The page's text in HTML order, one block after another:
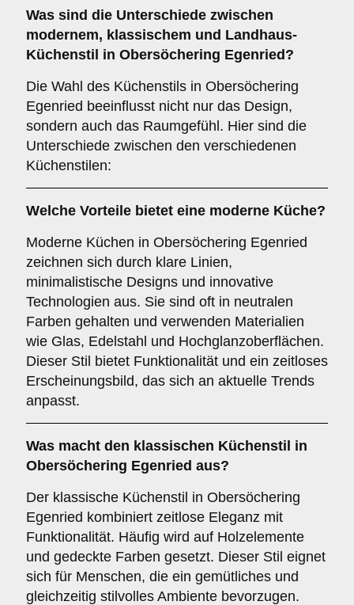
Was sind die Unterschiede zwischen
modernem, klassischem und Landhaus-
Küchenstil in Obersöchering Egenried?
Die Wahl des Küchenstils in Obersöchering
Egenried beeinflusst nicht nur das Design,
sondern auch das Raumgefühl. Hier sind die
Unterschiede zwischen den verschiedenen
Küchenstilen:
Welche Vorteile bietet eine moderne Küche?
Moderne Küchen in Obersöchering Egenried
zeichnen sich durch klare Linien,
minimalistische Designs und innovative
Technologien aus. Sie sind oft in neutralen
Farben gehalten und verwenden Materialien
wie Glas, Edelstahl und Hochglanzoberflächen.
Dieser Stil bietet Funktionalität und ein zeitloses
Erscheinungsbild, das sich an aktuelle Trends
anpasst.
Was macht den klassischen Küchenstil in
Obersöchering Egenried aus?
Der klassische Küchenstil in Obersöchering
Egenried kombiniert zeitlose Eleganz mit
Funktionalität. Häufig wird auf Holzelemente
und gedeckte Farben gesetzt. Dieser Stil eignet
sich für Menschen, die ein gemütliches und
gleichzeitig stilvolles Ambiente bevorzugen.